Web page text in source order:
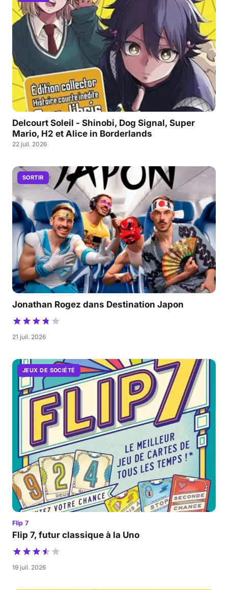
Delcourt Soleil - Shinobi, Dog Signal, Super
Mario, H2 et Alice in Borderlands
22 juil. 2026
SORTIR
Jonathan Rogez dans Destination Japon
21 juil. 2026
JEUX DE SOCIÉTÉ
Flip 7
Flip 7, futur classique à la Uno
19 juil. 2026